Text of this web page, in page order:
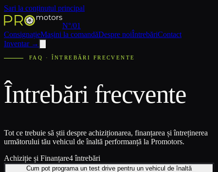
Sari la conținutul principal
N°/01
ConsignațieMașini la comandăDespre noiÎntrebăriContact
Inventar→
FAQ · ÎNTREBĂRI FRECVENTE
Întrebări frecvente
Tot ce trebuie să știi despre achiziționarea, finanțarea și întreținerea
următorului tău vehicul de înaltă performanță la Promotors.
Achiziție și Finanțare4întrebări
Cum pot programa un test drive pentru un vehicul de înaltă